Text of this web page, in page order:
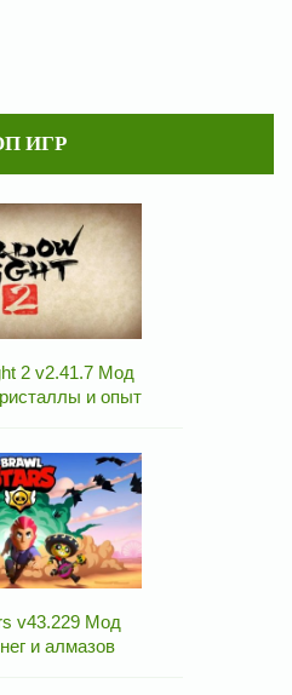
ИГР
2 v2.41.7 Мод
и опыт
v43.229 Мод
и алмазов